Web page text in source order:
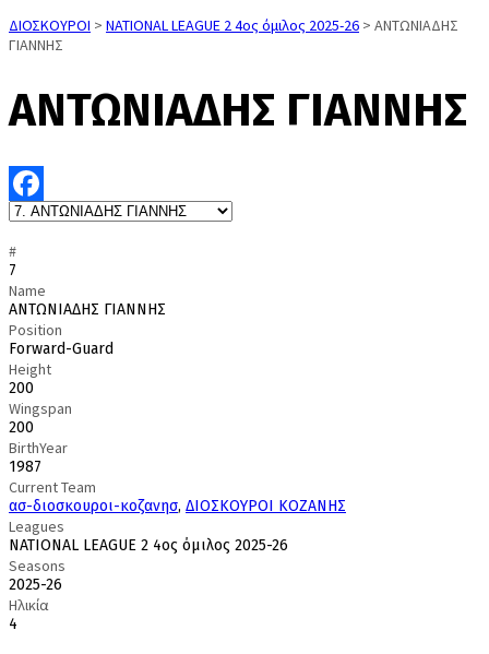
ΔΙΟΣΚΟΥΡΟΙ > NATIONAL LEAGUE 2 4ος όμιλος 2025-26 > ΑΝΤΩΝΙΑΔΗΣ
ΓΙΑΝΝΗΣ
ΑΝΤΩΝΙΑΔΗΣ ΓΙΑΝΝΗΣ
Facebook
#
7
Name
ΑΝΤΩΝΙΑΔΗΣ ΓΙΑΝΝΗΣ
Position
Forward-Guard
Height
200
Wingspan
200
BirthYear
1987
Current Team
ασ-διοσκουροι-κοζανησ, ΔΙΟΣΚΟΥΡΟΙ ΚΟΖΑΝΗΣ
Leagues
NATIONAL LEAGUE 2 4ος όμιλος 2025-26
Seasons
2025-26
Ηλικία
4